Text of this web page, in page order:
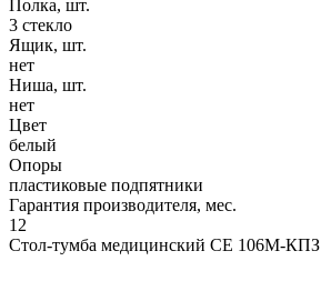
Полка, шт.
3 стекло
Ящик, шт.
нет
Ниша, шт.
нет
Цвет
белый
Опоры
пластиковые подпятники
Гарантия производителя, мес.
12
Стол-тумба медицинский СЕ 106М-КПЗ